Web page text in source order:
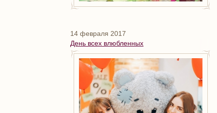
14 февраля 2017
День всех влюбленных